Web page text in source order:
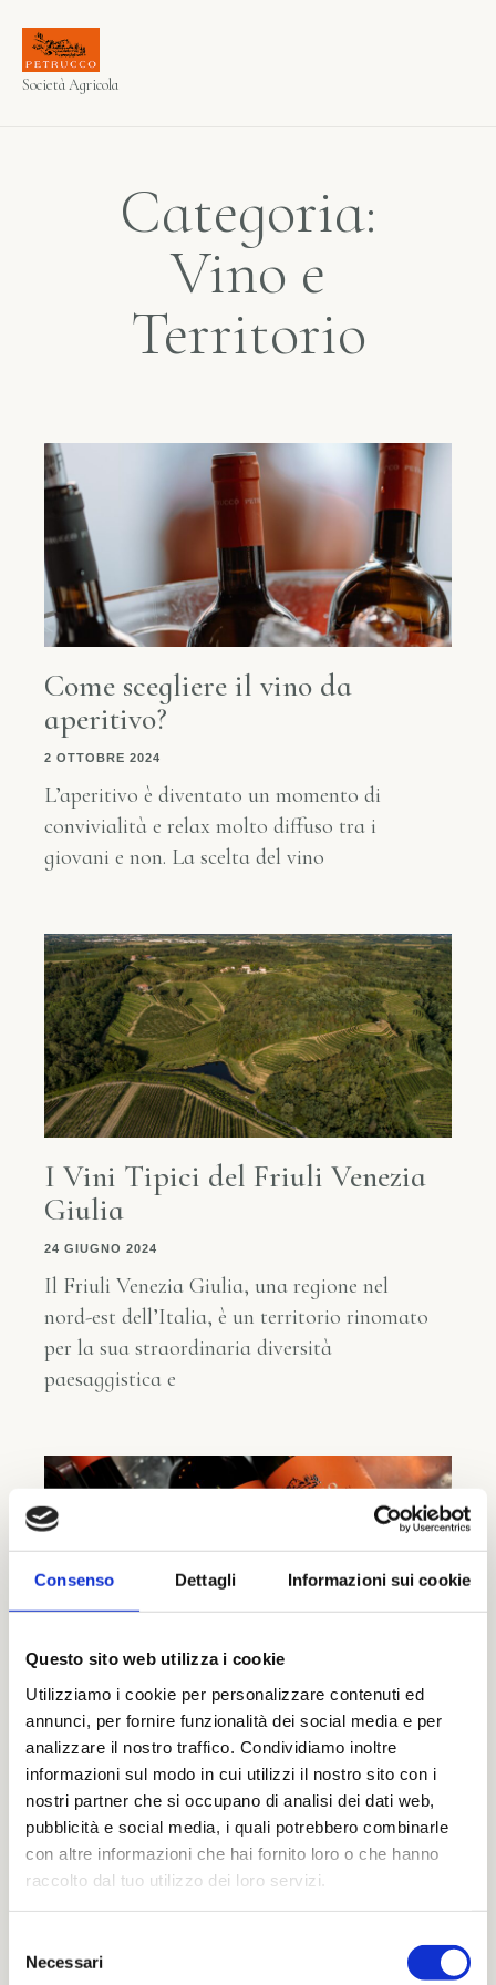
Consenso Dettagli Informazioni sui cookie
Questo sito web utilizza i cookie
Utilizziamo i cookie per personalizzare contenuti ed
annunci, per fornire funzionalità dei social media e per
analizzare il nostro traffico. Condividiamo inoltre
informazioni sul modo in cui utilizzi il nostro sito con i
nostri partner che si occupano di analisi dei dati web,
pubblicità e social media, i quali potrebbero combinarle
con altre informazioni che hai fornito loro o che hanno
raccolto dal tuo utilizzo dei loro servizi.
delNecessari
Società Agricola
Categoria:
Vino e
Territorio
Come scegliere il vino da
aperitivo?
2 OTTOBRE 2024
L’aperitivo è diventato un momento di
convivialità e relax molto diffuso tra i
giovani e non. La scelta del vino
I Vini Tipici del Friuli Venezia
Giulia
24 GIUGNO 2024
Il Friuli Venezia Giulia, una regione nel
nord-est dell’Italia, è un territorio rinomato
per la sua straordinaria diversità
paesaggistica e
Vino Fruttato e Vino
Aromatico: le Differenze
11 GIUGNO 2024
Nel mondo affascinante e complesso del
vino, spesso sentiamo parlare di “vino
fruttato” e “vino aromatico”. Ma cosa